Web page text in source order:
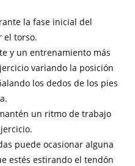
la fase inicial del
el torso.
y un entrenamiento más
variando la posición
los dedos de los pies
un ritmo de trabajo
puede ocasionar alguna
estés estirando el tendón